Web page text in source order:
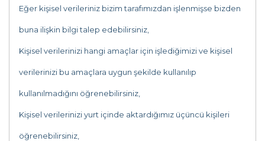
Eğer kişisel verileriniz bizim tarafımızdan işlenmişse bizden
buna ilişkin bilgi talep edebilirsiniz,
Kişisel verilerinizi hangi amaçlar için işlediğimizi ve kişisel
verilerinizi bu amaçlara uygun şekilde kullanılıp
kullanılmadığını öğrenebilirsiniz,
Kişisel verilerinizi yurt içinde aktardığımız üçüncü kişileri
öğrenebilirsiniz,